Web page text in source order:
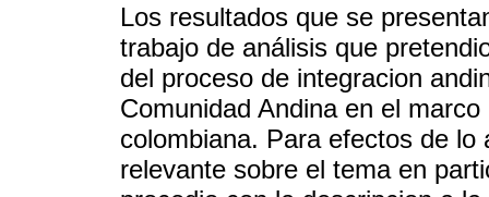
Los resultados que se
trabajo de análisis que
del proceso de integracion
Comunidad Andina en el
colombiana. Para efectos de
relevante sobre el tema en